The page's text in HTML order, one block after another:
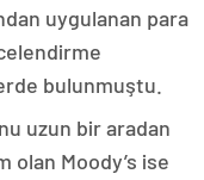
uygulanan para
bulunmuştu.
uzun bir aradan
Moody’s ise